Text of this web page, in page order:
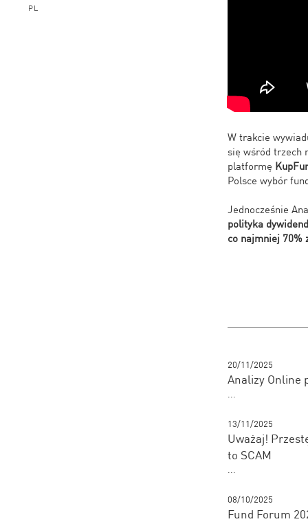
PL
W trakcie
się wśród trzech
platformę
Polsce wybór
Jednocześnie
polityka
co najmniej 70%
20/11/2025
Analizy Online
...
13/11/2025
Uważaj!
to SCAM
...
08/10/2025
Fund Forum